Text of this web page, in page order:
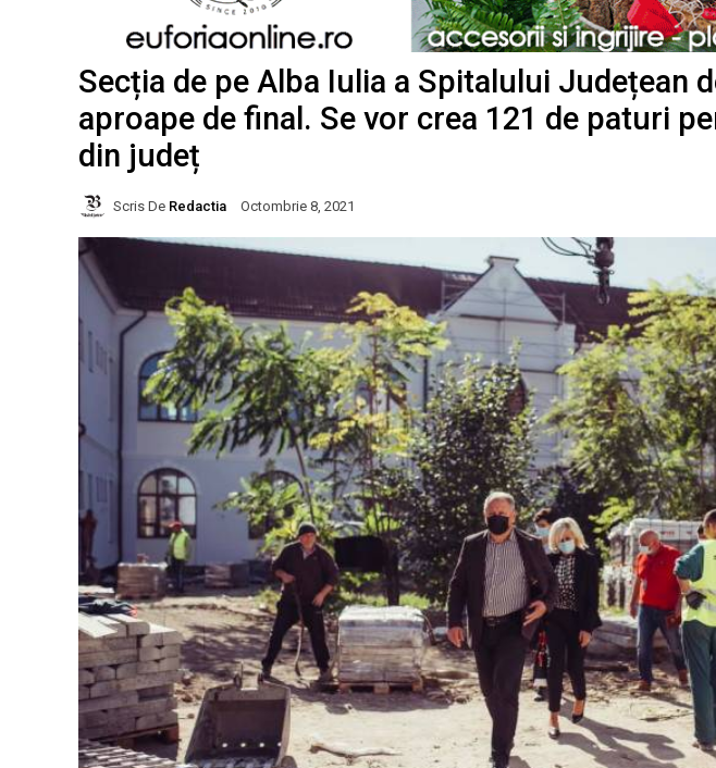
Secția de pe Alba Iulia a Spitalului Județean
aproape de final. Se vor crea 121 de paturi
din județ
Scris De Redactia Octombrie 8, 2021